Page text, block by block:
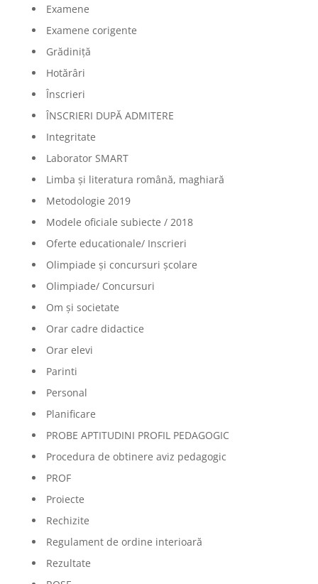
Examene
Examene corigente
Grădiniță
Hotărâri
Înscrieri
ÎNSCRIERI DUPĂ ADMITERE
Integritate
Laborator SMART
Limba şi literatura română, maghiară
Metodologie 2019
Modele oficiale subiecte / 2018
Oferte educationale/ Inscrieri
Olimpiade şi concursuri şcolare
Olimpiade/ Concursuri
Om și societate
Orar cadre didactice
Orar elevi
Parinti
Personal
Planificare
PROBE APTITUDINI PROFIL PEDAGOGIC
Procedura de obtinere aviz pedagogic
PROF
Proiecte
Rechizite
Regulament de ordine interioară
Rezultate